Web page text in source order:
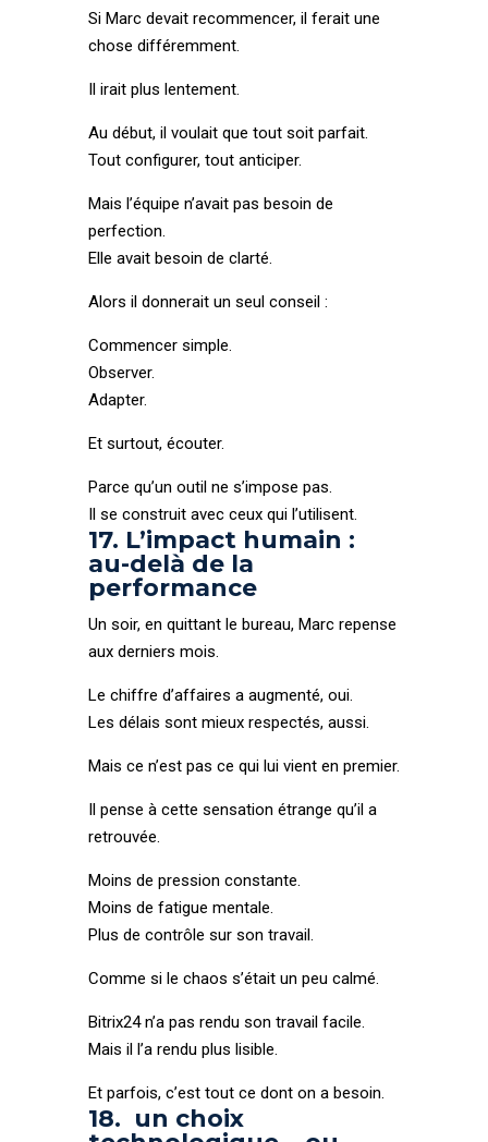
Si Marc devait recommencer, il ferait une
chose différemment.
Il irait plus lentement.
Au début, il voulait que tout soit parfait.
Tout configurer, tout anticiper.
Mais l’équipe n’avait pas besoin de
perfection.
Elle avait besoin de clarté.
Alors il donnerait un seul conseil :
Commencer simple.
Observer.
Adapter.
Et surtout, écouter.
Parce qu’un outil ne s’impose pas.
Il se construit avec ceux qui l’utilisent.
17. L’impact humain :
au-delà de la
performance
Un soir, en quittant le bureau, Marc repense
aux derniers mois.
Le chiffre d’affaires a augmenté, oui.
Les délais sont mieux respectés, aussi.
Mais ce n’est pas ce qui lui vient en premier.
Il pense à cette sensation étrange qu’il a
retrouvée.
Moins de pression constante.
Moins de fatigue mentale.
Plus de contrôle sur son travail.
Comme si le chaos s’était un peu calmé.
Bitrix24 n’a pas rendu son travail facile.
Mais il l’a rendu plus lisible.
Et parfois, c’est tout ce dont on a besoin.
18. un choix